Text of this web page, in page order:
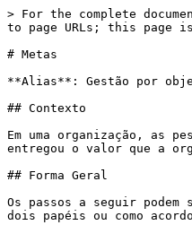
> For the complete
to page URLs; this page
# Metas
**Alias**: Gestão por
## Contexto
Em uma organização, as
entregou o valor que a
## Forma Geral
Os passos a seguir
dois papéis ou como